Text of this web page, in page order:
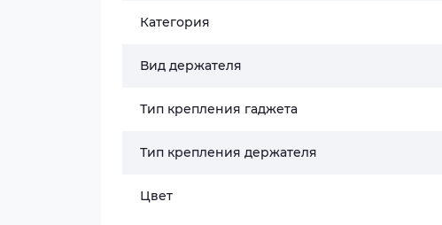
Категория
Вид держателя
Тип крепления гаджета
Тип крепления держателя
Цвет